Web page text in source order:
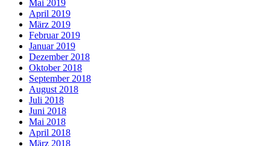
Mai 2019
April 2019
März 2019
Februar 2019
Januar 2019
Dezember 2018
Oktober 2018
September 2018
August 2018
Juli 2018
Juni 2018
Mai 2018
April 2018
März 2018